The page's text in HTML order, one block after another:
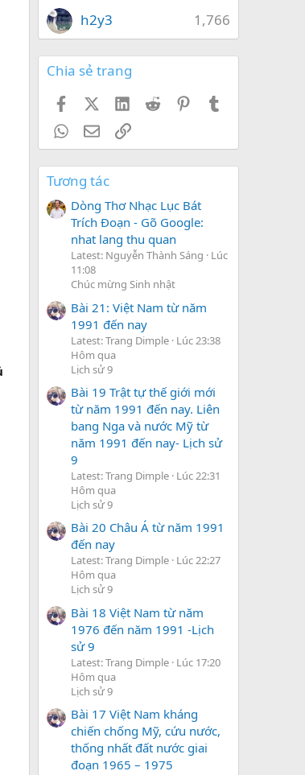
1,766
h2y3
Chia sẻ trang
FacebookX (Twitter)
LinkedIn
Reddit Pinterest
WhatsApp
EmailLink
Tương tác
Dòng Thơ Nhạc Lục Bát
Trích Đoạn - Gõ Google:
nhat lang thu quan
Latest: Nguyễn Thành Sáng
Lúc
11:08
Chúc mừng Sinh nhật
Bài 21: Việt Nam từ năm
1991 đến nay
Latest: Trang Dimple Lúc 23:38
Hôm qua
Lịch sử 9
Bài 19 Trật tự thế giới mới
từ năm 1991 đến nay. Liên
bang Nga và nước Mỹ từ
năm 1991 đến nay- Lịch sử
9
Latest: Trang Dimple Lúc 22:31
Hôm qua
Lịch sử 9
Bài 20 Châu Á từ năm 1991
đến nay
Latest: Trang Dimple Lúc 22:27
Hôm qua
Lịch sử 9
Bài 18 Việt Nam từ năm
1976 đến năm 1991 -Lịch
sử 9
Latest: Trang Dimple Lúc 17:20
Hôm qua
Lịch sử 9
Bài 17 Việt Nam kháng
chiến chống Mỹ, cứu nước,
thống nhất đất nước giai
đoạn 1965 – 1975